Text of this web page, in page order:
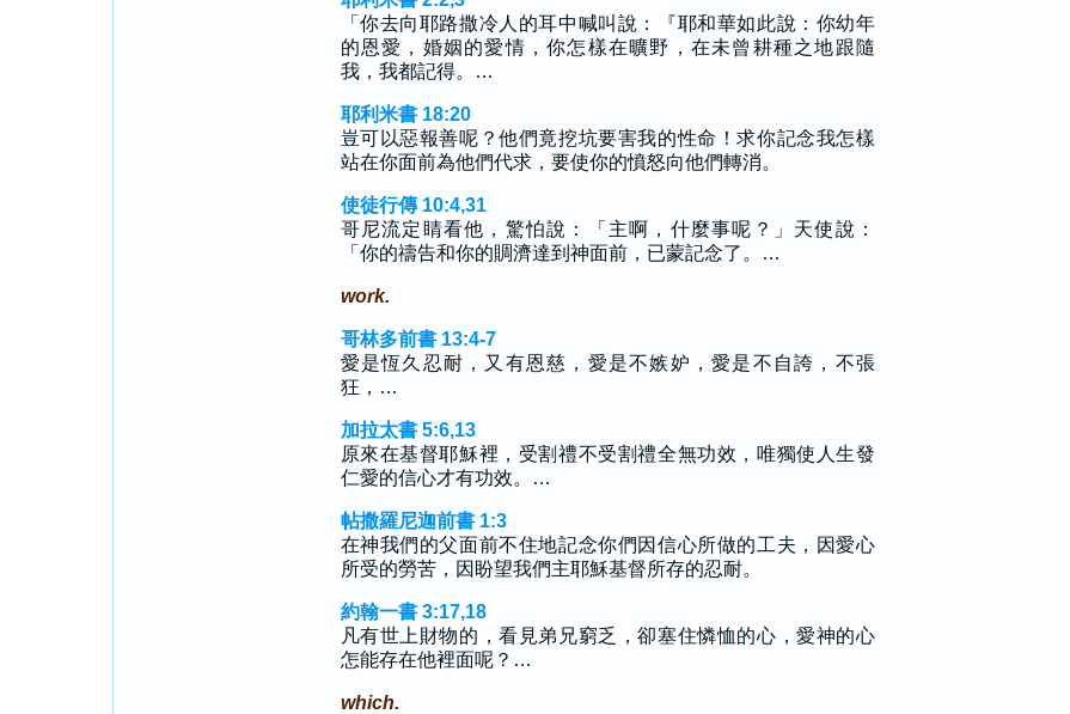
「你去向耶路撒冷人的耳中喊叫說：『耶和華如此說：你幼年
的恩愛，婚姻的愛情，你怎樣在曠野，在未曾耕種之地跟隨
我，我都記得。…
耶利米書 18:20
豈可以惡報善呢？他們竟挖坑要害我的性命！求你記念我怎樣
站在你面前為他們代求，要使你的憤怒向他們轉消。
使徒行傳 10:4,31
哥尼流定睛看他，驚怕說：「主啊，什麼事呢？」天使說：
「你的禱告和你的賙濟達到神面前，已蒙記念了。…
work.
哥林多前書 13:4-7
愛是恆久忍耐，又有恩慈，愛是不嫉妒，愛是不自誇，不張
狂，…
加拉太書 5:6,13
原來在基督耶穌裡，受割禮不受割禮全無功效，唯獨使人生發
仁愛的信心才有功效。…
帖撒羅尼迦前書 1:3
在神我們的父面前不住地記念你們因信心所做的工夫，因愛心
所受的勞苦，因盼望我們主耶穌基督所存的忍耐。
約翰一書 3:17,18
凡有世上財物的，看見弟兄窮乏，卻塞住憐恤的心，愛神的心
怎能存在他裡面呢？…
which.